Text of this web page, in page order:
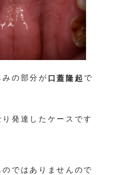
の部分が 口蓋隆起 で
発達したケースです
ではありませんので